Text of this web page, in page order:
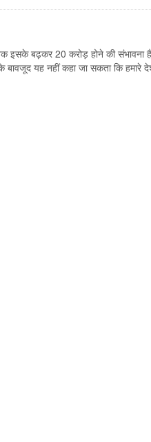
इसके बढ़कर 20 करोड़ होने की
यह नहीं कहा जा सकता कि